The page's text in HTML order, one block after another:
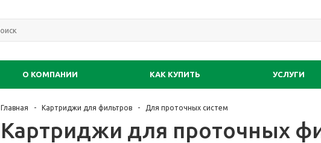
О КОМПАНИИ КАК КУПИТЬ УСЛУГИ
Главная Картриджи для фильтров Для проточных систем
Картриджи для проточных